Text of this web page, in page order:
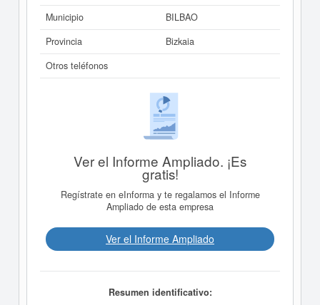
Municipio
BILBAO
Provincia
Bizkaia
Otros teléfonos
Ver el Informe Ampliado. ¡Es
gratis!
Regístrate en eInforma y te regalamos el Informe
Ampliado de esta empresa
Ver el Informe Ampliado
Resumen identificativo: